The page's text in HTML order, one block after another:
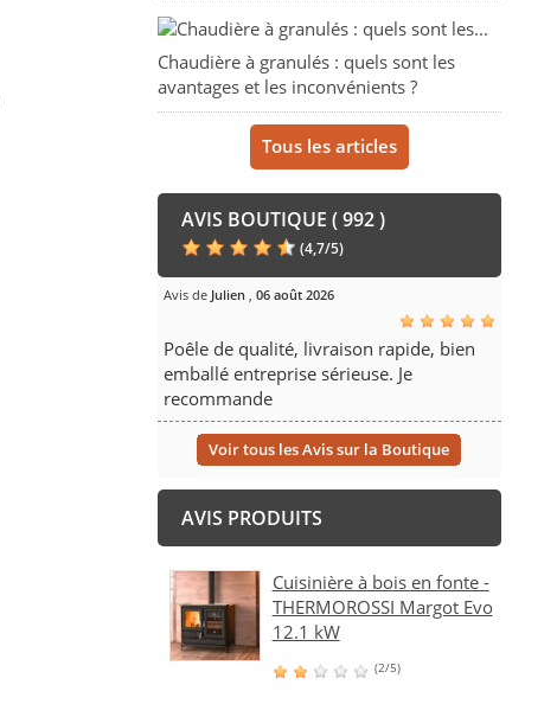
Chaudière à granulés : quels sont les
avantages et les inconvénients ?
Tous les articles
AVIS BOUTIQUE ( 992 )
(4,7/5)
Avis de Julien, 06 août 2026
Poêle de qualité, livraison rapide, bien
emballé entreprise sérieuse. Je
recommande
Voir tous les Avis sur la Boutique
AVIS PRODUITS
Cuisinière à bois en fonte -
THERMOROSSI Margot Evo
12.1 kW
(2/5)